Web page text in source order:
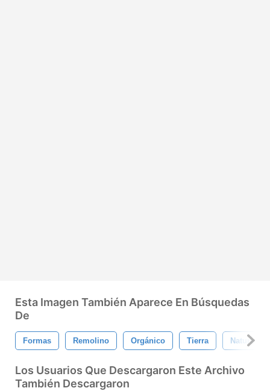
Esta Imagen También Aparece En Búsquedas
De
Formas Remolino Orgánico Tierra Naturaleza
Los Usuarios Que Descargaron Este Archivo
También Descargaron